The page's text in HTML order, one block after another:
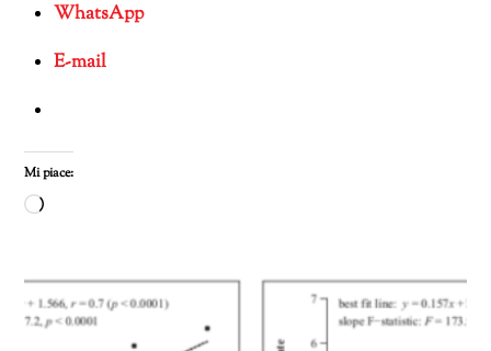
WhatsApp
E-mail
Mi piace:
Caricamento